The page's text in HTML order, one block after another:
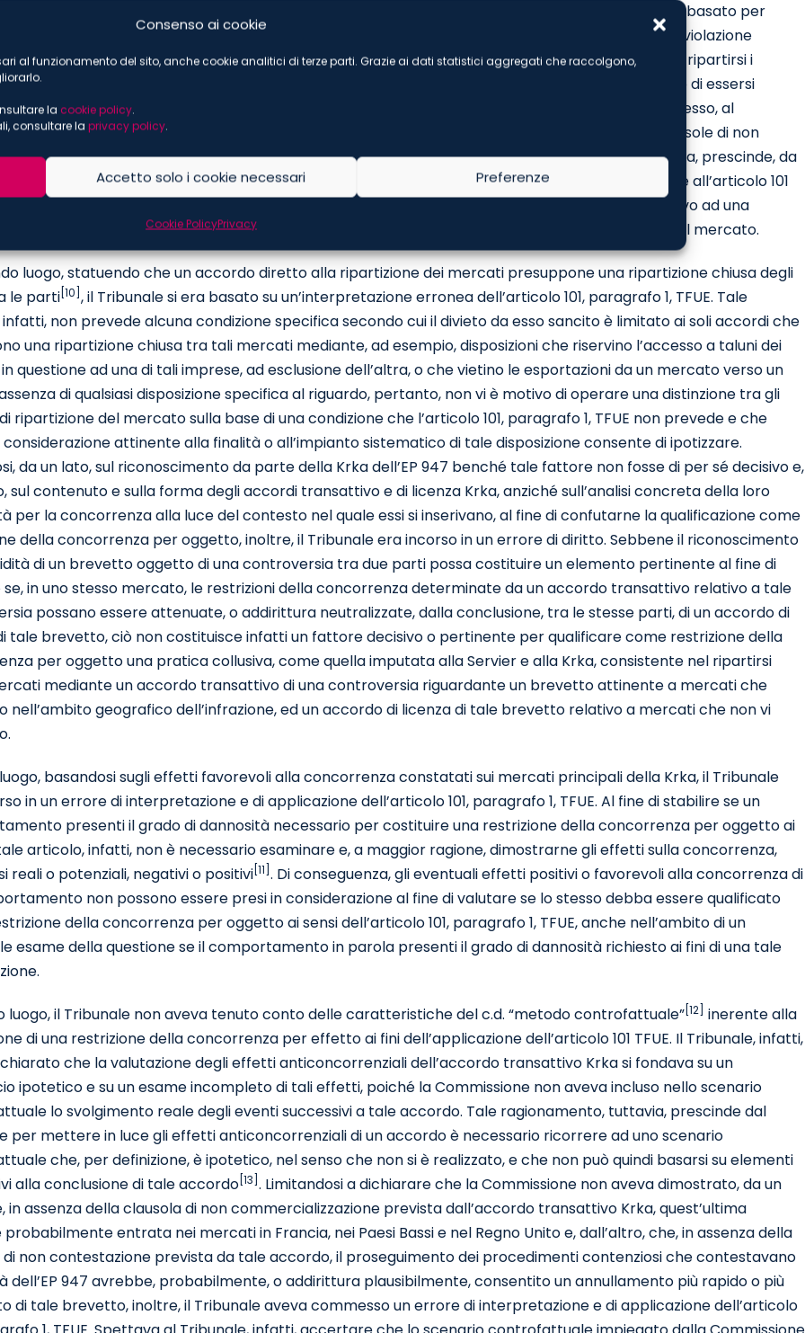
Consenso ai cookie
al funzionamento del sito, anche cookie analitici di terze parti. Grazie ai dati statistici aggregati che raccolgono,
la cookie policy.
consultare la privacy policy.
Accetto solo i cookie necessari Preferenze
Cookie PolicyPrivacy
l’obbligo di motivazione ad esso incombente non avendo esposto le ragioni sulle quali si era basato per
implicitamente che la Servier e la Krka non erano più concorrenti potenziali. Mentre, infine, la violazione
101 TFUE constatata dalla Decisione C(2014) 4955 final consisteva, per la Servier e la Krka, nel ripartirsi i
due aree, di cui soltanto una rientrava nell’ambito di tale infrazione, il Tribunale aveva precisato di essersi
verificare se l’accordo di licenza Krka poteva essere giustificato da quello transattivo Krka o se esso, al
celasse in realtà un c.d. “
che incentivava la Krka ad assoggettarsi alle clausole di non
e di non contestazione previste dall’accordo transattivo. Tale ragionamento, tuttavia, prescinde, da
dal fatto che l’accordo di licenza Krka riguardava mercati non rientranti nell’ambito dell’infrazione all’articolo 101
dall’altro, dalla natura di tale infrazione, consistente non in un semplice accordo transattivo relativo ad una
in materia di brevetti a fronte di un
, e bensì in un accordo di ripartizione del mercato.
luogo, statuendo che un accordo diretto alla ripartizione dei mercati presuppone una ripartizione chiusa degli
le parti[10] , il Tribunale si era basato su un’interpretazione erronea dell’articolo 101, paragrafo 1, TFUE. Tale
non prevede alcuna condizione specifica secondo cui il divieto da esso sancito è limitato ai soli accordi che
una ripartizione chiusa tra tali mercati mediante, ad esempio, disposizioni che riservino l’accesso a taluni dei
questione ad una di tali imprese, ad esclusione dell’altra, o che vietino le esportazioni da un mercato verso un
di qualsiasi disposizione specifica al riguardo, pertanto, non vi è motivo di operare una distinzione tra gli
ripartizione del mercato sulla base di una condizione che l’articolo 101, paragrafo 1, TFUE non prevede e che
considerazione attinente alla finalità o all’impianto sistematico di tale disposizione consente di ipotizzare.
da un lato, sul riconoscimento da parte della Krka dell’EP 947 benché tale fattore non fosse di per sé decisivo e,
sul contenuto e sulla forma degli accordi transattivo e di licenza Krka, anziché sull’analisi concreta della loro
per la concorrenza alla luce del contesto nel quale essi si inserivano, al fine di confutarne la qualificazione come
della concorrenza per oggetto, inoltre, il Tribunale era incorso in un errore di diritto. Sebbene il riconoscimento
di un brevetto oggetto di una controversia tra due parti possa costituire un elemento pertinente al fine di
in uno stesso mercato, le restrizioni della concorrenza determinate da un accordo transattivo relativo a tale
possano essere attenuate, o addirittura neutralizzate, dalla conclusione, tra le stesse parti, di un accordo di
tale brevetto, ciò non costituisce infatti un fattore decisivo o pertinente per qualificare come restrizione della
per oggetto una pratica collusiva, come quella imputata alla Servier e alla Krka, consistente nel ripartirsi
mediante un accordo transattivo di una controversia riguardante un brevetto attinente a mercati che
nell’ambito geografico dell’infrazione, ed un accordo di licenza di tale brevetto relativo a mercati che non vi
basandosi sugli effetti favorevoli alla concorrenza constatati sui mercati principali della Krka, il Tribunale
in un errore di interpretazione e di applicazione dell’articolo 101, paragrafo 1, TFUE. Al fine di stabilire se un
presenti il grado di dannosità necessario per costituire una restrizione della concorrenza per oggetto ai
articolo, infatti, non è necessario esaminare e, a maggior ragione, dimostrarne gli effetti sulla concorrenza,
reali o potenziali, negativi o positivi[11] . Di conseguenza, gli eventuali effetti positivi o favorevoli alla concorrenza di
non possono essere presi in considerazione al fine di valutare se lo stesso debba essere qualificato
della concorrenza per oggetto ai sensi dell’articolo 101, paragrafo 1, TFUE, anche nell’ambito di un
esame della questione se il comportamento in parola presenti il grado di dannosità richiesto ai fini di una tale
luogo, il Tribunale non aveva tenuto conto delle caratteristiche del c.d. “metodo controfattuale”[12] inerente alla
di una restrizione della concorrenza per effetto ai fini dell’applicazione dell’articolo 101 TFUE. Il Tribunale, infatti,
che la valutazione degli effetti anticoncorrenziali dell’accordo transattivo Krka si fondava su un
ipotetico e su un esame incompleto di tali effetti, poiché la Commissione non aveva incluso nello scenario
lo svolgimento reale degli eventi successivi a tale accordo. Tale ragionamento, tuttavia, prescinde dal
per mettere in luce gli effetti anticoncorrenziali di un accordo è necessario ricorrere ad uno scenario
che, per definizione, è ipotetico, nel senso che non si è realizzato, e che non può quindi basarsi su elementi
alla conclusione di tale accordo [13] . Limitandosi a dichiarare che la Commissione non aveva dimostrato, da un
in assenza della clausola di non commercializzazione prevista dall’accordo transattivo Krka, quest’ultima
entrata nei mercati in Francia, nei Paesi Bassi e nel Regno Unito e, dall’altro, che, in assenza della
di non contestazione prevista da tale accordo, il proseguimento dei procedimenti contenziosi che contestavano
dell’EP 947 avrebbe, probabilmente, o addirittura plausibilmente, consentito un annullamento più rapido o più
di tale brevetto, inoltre, il Tribunale aveva commesso un errore di interpretazione e di applicazione dell’articolo